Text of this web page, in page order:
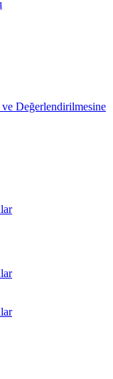
Değerlendirilmesine